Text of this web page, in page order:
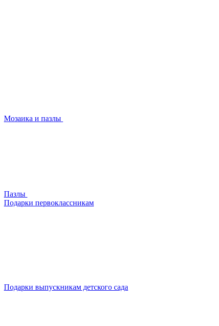
Мозаика и пазлы
Пазлы
Подарки первоклассникам
Подарки выпускникам детского сада